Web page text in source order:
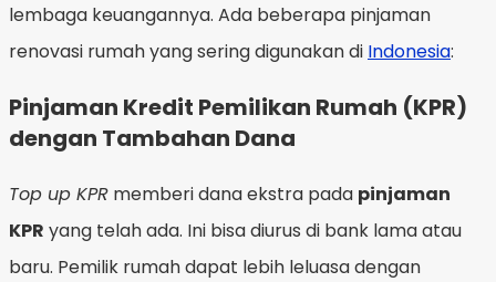
lembaga keuangannya. Ada beberapa pinjaman
renovasi rumah yang sering digunakan di Indonesia:
Pinjaman Kredit Pemilikan Rumah (KPR)
dengan Tambahan Dana
Top up KPR memberi dana ekstra pada pinjaman
KPR yang telah ada. Ini bisa diurus di bank lama atau
baru. Pemilik rumah dapat lebih leluasa dengan